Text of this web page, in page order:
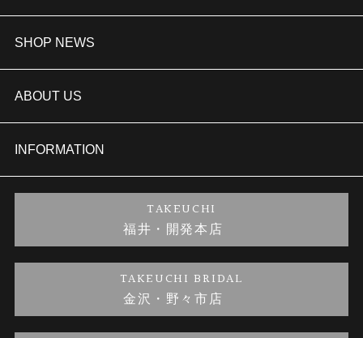
婚約指輪
結婚指輪
セットリング
婚約ネックレス
金・プラチナのお取引
SHOP NEWS
TAKEUCHI BRIDAL金沢本店情報
商品一覧
ブランドリスト
金澤指輪工房｜手作りペアリング
金澤指輪工房｜手作り結婚指輪 and 婚約指輪
ABOUT US
会社概要
お客様の声
INFORMATION
プライバシーポリシー
TAKEUCHI
福井・開発本店
TAKEUCHI BRIDAL
金沢・野々市店